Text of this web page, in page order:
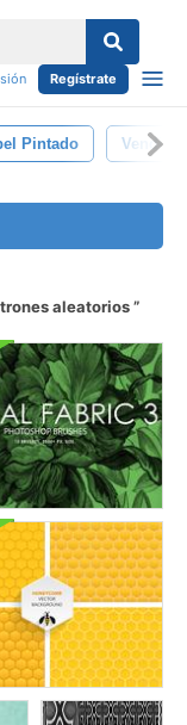
Regístrate
Pintado
aleatorios